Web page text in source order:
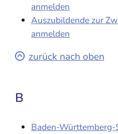
anmelden
Auszubildende zur
anmelden
zurück nach oben
B
Baden-Württemberg-